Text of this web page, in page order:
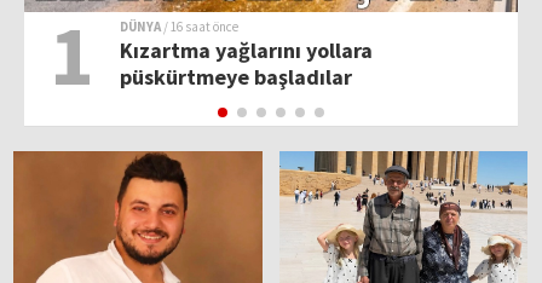
1 DÜNYA / 16 saat önce
Kızartma yağlarını yollara
püskürtmeye başladılar